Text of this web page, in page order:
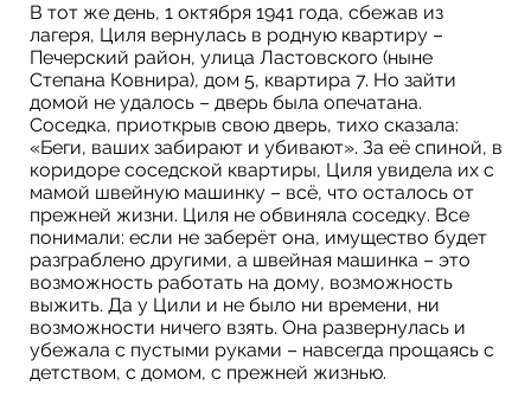
В тот же день, 1 октября 1941 года, сбежав из
лагеря, Циля вернулась в родную квартиру –
Печерский район, улица Ластовского (ныне
Степана Ковнира), дом 5, квартира 7. Но зайти
домой не удалось – дверь была опечатана.
Соседка, приоткрыв свою дверь, тихо сказала:
«Беги, ваших забирают и убивают». За её спиной, в
коридоре соседской квартиры, Циля увидела их с
мамой швейную машинку – всё, что осталось от
прежней жизни. Циля не обвиняла соседку. Все
понимали: если не заберёт она, имущество будет
разграблено другими, а швейная машинка – это
возможность работать на дому, возможность
выжить. Да у Цили и не было ни времени, ни
возможности ничего взять. Она развернулась и
убежала с пустыми руками – навсегда прощаясь с
детством, с домом, с прежней жизнью.